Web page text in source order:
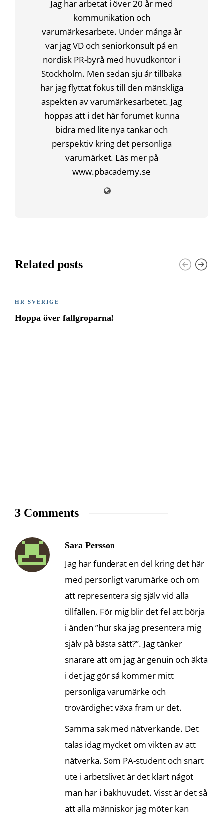
Jag har arbetat i över 20 år med
kommunikation och
varumärkesarbete. Under många år
var jag VD och seniorkonsult på en
nordisk PR-byrå med huvudkontor i
Stockholm. Men sedan sju år tillbaka
har jag flyttat fokus till den mänskliga
aspekten av varumärkesarbetet. Jag
hoppas att i det här forumet kunna
bidra med lite nya tankar och
perspektiv kring det personliga
varumärket. Läs mer på
www.pbacademy.se
Related posts
HR SVERIGE
Hoppa över fallgroparna!
3 Comments
Sara Persson
Jag har funderat en del kring det här
med personligt varumärke och om
att representera sig själv vid alla
tillfällen. För mig blir det fel att börja
i änden ”hur ska jag presentera mig
själv på bästa sätt?”. Jag tänker
snarare att om jag är genuin och äkta
i det jag gör så kommer mitt
personliga varumärke och
trovärdighet växa fram ur det.
Samma sak med nätverkande. Det
talas idag mycket om vikten av att
nätverka. Som PA-student och snart
ute i arbetslivet är det klart något
man har i bakhuvudet. Visst är det så
att alla människor jag möter kan